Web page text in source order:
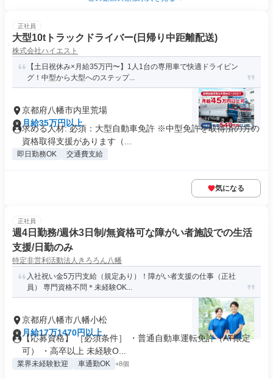
正社員
大型10tトラックドライバー(日帰り中距離配送)
株式会社ハイエスト
【土日祝休み×月給35万円〜】1人1台の専用車で快適ドライビン
グ！中型から大型へのステップ...
京都府八幡市内里荒場
月給35万円以上
求める人材: 必須：大型自動車免許 ※中型免許を取得済の方の
資格取得支援があります（...
即日勤務OK 交通費支給
気になる
正社員
週4日勤務/週休3日制/無資格可な障がい者施設での生活
支援/日勤のみ
特定非営利活動法人きろろん八幡
入社祝い金5万円支給（規定あり）！障がい者支援の仕事（正社
員） 専門資格不問＊未経験OK...
京都府八幡市八幡小松
月給17万1470円以上
【応募資格】 ［必須条件］ ・普通自動車運転免許（AT限定
可） ・高卒以上 未経験O...
業界未経験歓迎 車通勤OK +8個